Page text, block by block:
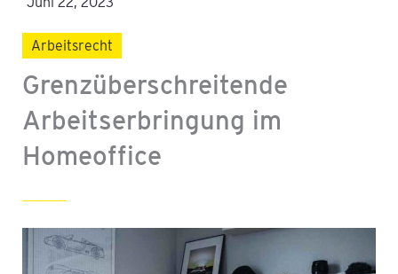
Arbeitsrecht
Grenzüberschreitende
Arbeitserbringung im
Homeoffice